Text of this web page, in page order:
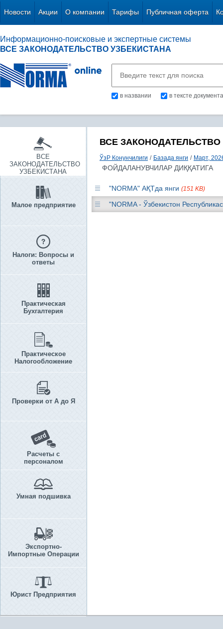
Новости Акции О компании Тарифы Публичная оферта
Информационно-поисковые и экспертные системы
ВСЕ ЗАКОНОДАТЕЛЬСТВО УЗБЕКИСТАНА
в названии в тексте документа
ВСЕ
ЗАКОНОДАТЕЛЬСТВО
УЗБЕКИСТАНА
Малое предприятие
Налоги: Вопросы и
ответы
Практическая
Бухгалтерия
Практическое
Налогообложение
Проверки от А до Я
Расчеты с
персоналом
Умная подшивка
Экспортно-
Импортные Операции
Юрист Предприятия
ВСЕ ЗАКОНОДАТЕЛЬСТВО
ЎзР Конунчилиги / Базада янги / Март,
ФОЙДАЛАНУВЧИЛАР ДИҚҚАТИГА
"NORMA" АҚТда янги (151 KB)
"NORMA - Ўзбекистон